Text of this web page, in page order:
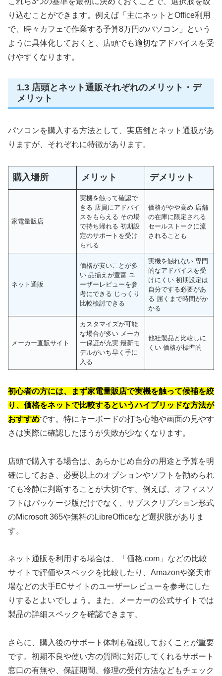
り込むことができます。例えば「主にネットとOffice利用
で、時々カフェで作業する予算8万円のパソコン」という
ように具体化しておくと、店頭でも適切なアドバイスを受
けやすくなります。
1.3 店頭とネット通販それぞれのメリット・デ
メリット
パソコンを購入する方法として、実店舗とネット通販があ
りますが、それぞれに特徴があります。
購入場所 メリット デメリット
家電量販店
実機を触って確認で
きる 店員にアドバイ
スをもらえる その場
で持ち帰れる 初期設
定のサポートを受け
られる
価格がやや高め 店舗
の在庫に限定される
セールストークに流
されることも
ネット通販
価格が安いことが多
い 品揃えが豊富 ユ
ーザーレビューを参
考にできる じっくり
比較検討できる
実機を触れない 専門
的なアドバイスを受
けにくい 初期設定は
自分でする必要があ
る 届くまで時間がか
かる
メーカー直販サイト
カスタマイズが可能
な場合が多い メーカ
ー保証が充実 最新モ
デルがいち早く手に
入る
他社製品と比較しに
くい 価格が標準的
初心者の方には、まず家電量販店で実機を触って候補を絞
り、価格をネットで比較するというハイブリッドな方法が
おすすめです。特にキーボードの打ち心地や画面の見やす
さは実際に確認したほうが失敗が少なくなります。
店頭で購入する場合は、あらかじめ自分の用途と予算を明
確にしておき、必要以上のオプションやソフトを勧められ
ても冷静に判断することが大切です。例えば、オフィスソ
フトはパッケージ版だけでなく、サブスクリプション形式
のMicrosoft 365や無料のLibreOfficeなど選択肢がありま
す。
ネット通販を利用する場合は、「価格.com」などの比較
サイトで評価やスペックを比較したり、Amazonや楽天市
場などの大手ECサイトのユーザーレビューを参考にした
りするとよいでしょう。また、メーカーの公式サイトでは
製品の詳細スペックを確認できます。
さらに、購入後のサポート体制も確認しておくことが重要
です。初期不良や使い方の質問に対応してくれるサポート
窓口の有無や、保証期間、修理の受付方法などもチェック